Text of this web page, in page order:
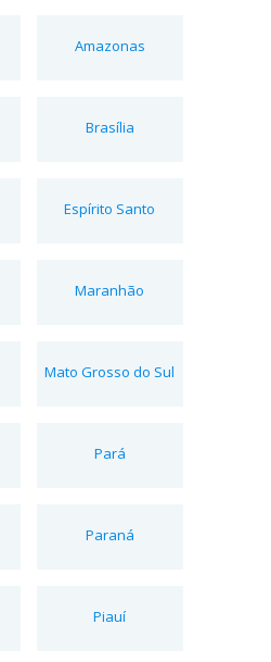
Amazonas
Brasília
Espírito Santo
Maranhão
Mato Grosso do Sul
Pará
Paraná
Piauí